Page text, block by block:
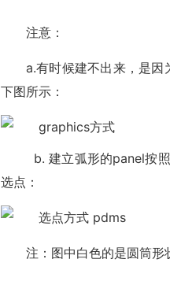
注意：
a.有时候建不出来，是
下图所示：
b. 建立弧形的panel按照顺
选点：
注：图中白色的是圆筒形